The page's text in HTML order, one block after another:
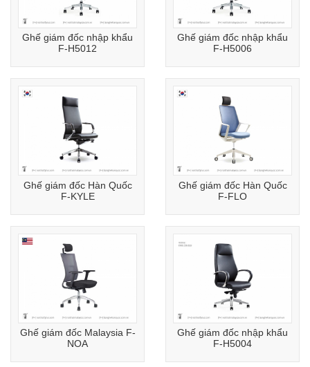
Ghế giám đốc nhập khẩu
F-H5012
Ghế giám đốc nhập khẩu
F-H5006
Ghế giám đốc Hàn Quốc
F-KYLE
Ghế giám đốc Hàn Quốc
F-FLO
Ghế giám đốc Malaysia F-
NOA
Ghế giám đốc nhập khẩu
F-H5004